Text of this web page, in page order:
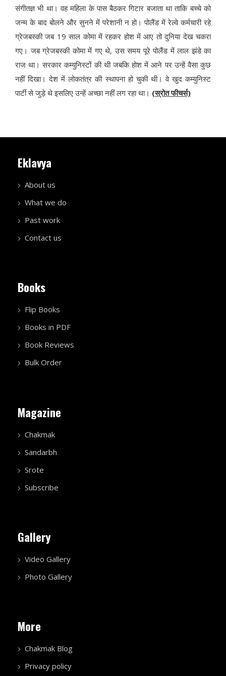
संगीतज्ञ भी था। वह महिला के पास बैठकर गिटार बजाता था ताकि बच्चे को
जन्म के बाद बोलने और सुनने में परेशानी न हो। पोलैंड में रेल्वे कर्मचारी रहे
ग्रेजबस्की जब 19 साल कोमा में रहकर होश में आए तो दुनिया देख चकरा
गए। जब ग्रेजबस्की कोमा में गए थे, उस समय पूरे पोलैंड में लाल झंडे का
राज था। सरकार कम्युनिस्टों की थी जबकि होश में आने पर उन्हें वैसा कुछ
नहीं दिखा। देश में लोकतंत्र की स्थापना हो चुकी थी। वे खुद कम्युनिस्ट
पार्टी से जुड़े थे इसलिए उन्हें अच्छा नहीं लग रहा था। (स्रोत फीचर्स)
Eklavya
About us
What we do
Past work
Contact us
Books
Flip Books
Books in PDF
Book Reviews
Bulk Order
Magazine
Chakmak
Sandarbh
Srote
Subscribe
Gallery
Video Gallery
Photo Gallery
More
Chakmak Blog
Privacy policy